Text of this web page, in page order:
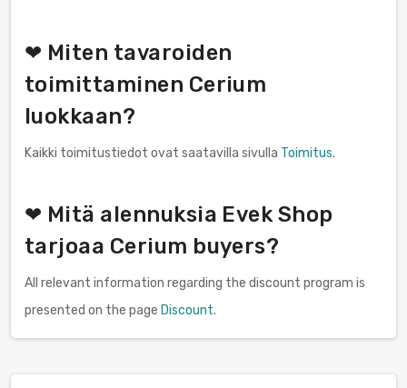
❤ Miten tavaroiden
toimittaminen Cerium
luokkaan?
Kaikki toimitustiedot ovat saatavilla sivulla Toimitus.
❤ Mitä alennuksia Evek Shop
tarjoaa Cerium buyers?
All relevant information regarding the discount program is
presented on the page Discount.